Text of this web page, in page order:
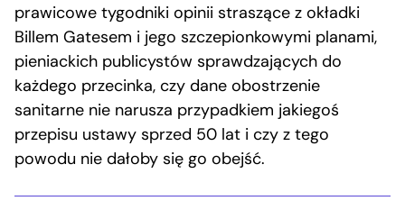
prawicowe tygodniki opinii straszące z okładki
Billem Gatesem i jego szczepionkowymi planami,
pieniackich publicystów sprawdzających do
każdego przecinka, czy dane obostrzenie
sanitarne nie narusza przypadkiem jakiegoś
przepisu ustawy sprzed 50 lat i czy z tego
powodu nie dałoby się go obejść.